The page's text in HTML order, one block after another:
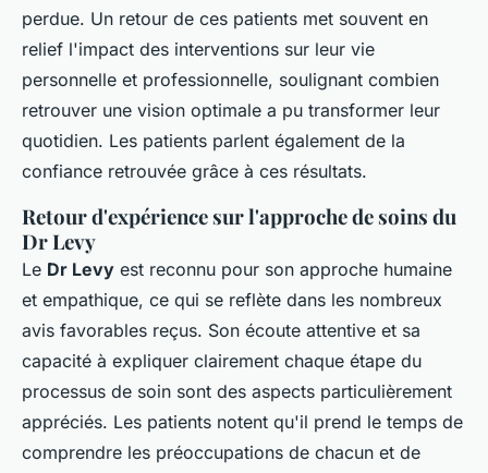
perdue. Un retour de ces patients met souvent en
relief l'impact des interventions sur leur vie
personnelle et professionnelle, soulignant combien
retrouver une vision optimale a pu transformer leur
quotidien. Les patients parlent également de la
confiance retrouvée grâce à ces résultats.
Retour d'expérience sur l'approche de soins du
Dr Levy
Le Dr Levy est reconnu pour son approche humaine
et empathique, ce qui se reflète dans les nombreux
avis favorables reçus. Son écoute attentive et sa
capacité à expliquer clairement chaque étape du
processus de soin sont des aspects particulièrement
appréciés. Les patients notent qu'il prend le temps de
comprendre les préoccupations de chacun et de